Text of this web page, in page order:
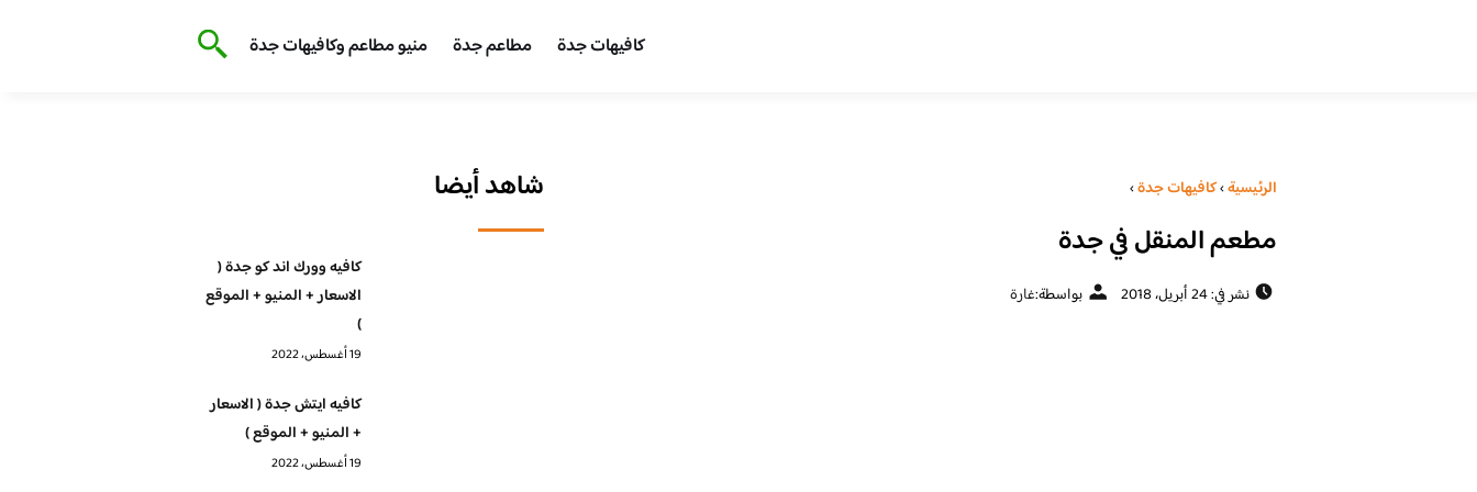
كافيهات جدة مطاعم جدة منيو مطاعم وكافيهات جدة
الرئيسية›كافيهات جدة›
مطعم المنقل في جدة
نشر في: 24 أبريل، 2018 بواسطة:غارة
شاهد أيضا
كافيه وورك اند كو جدة (
الاسعار + المنيو + الموقع
)
19 أغسطس، 2022
كافيه ايتش جدة ( الاسعار
+ المنيو + الموقع )
19 أغسطس، 2022